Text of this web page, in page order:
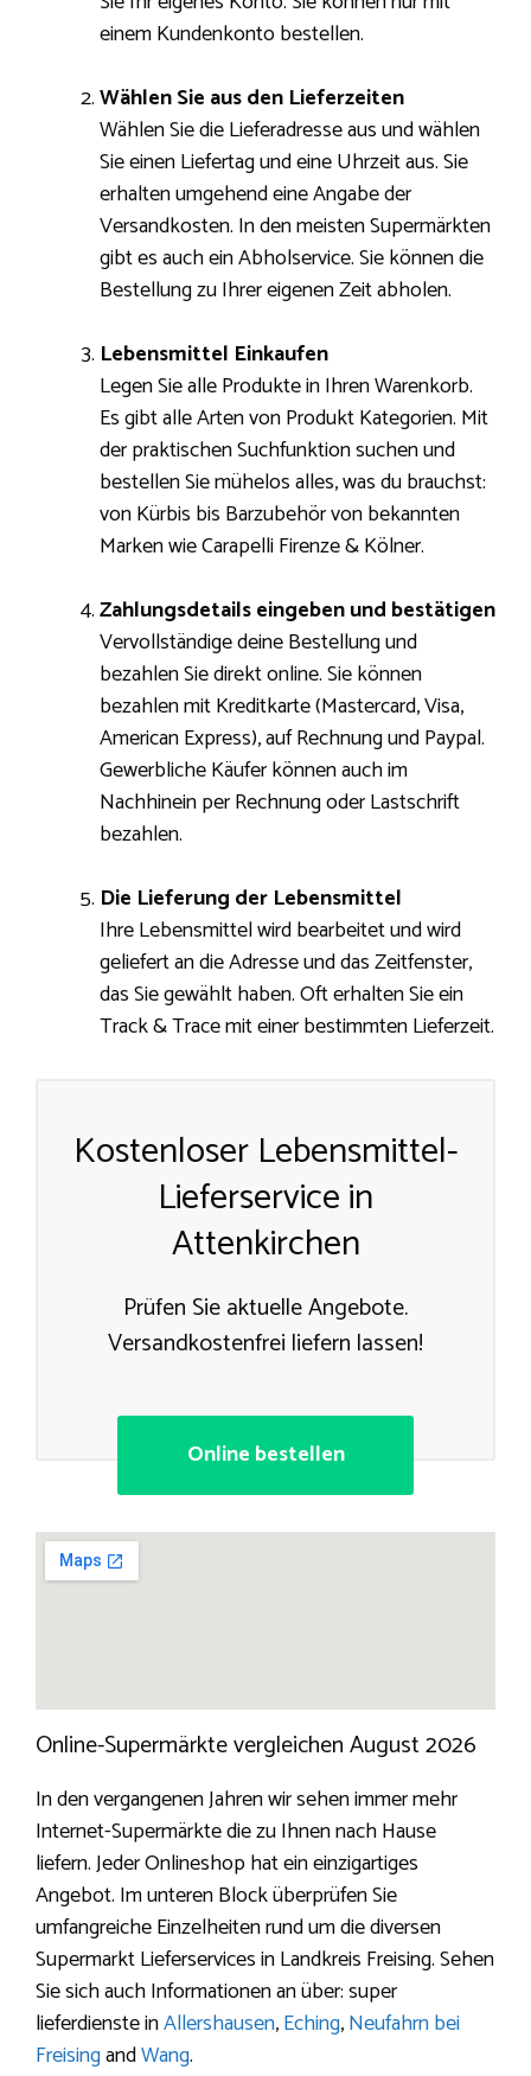
einem Kundenkonto bestellen.
Wählen Sie aus den Lieferzeiten
Wählen Sie die Lieferadresse aus und wählen
Sie einen Liefertag und eine Uhrzeit aus. Sie
erhalten umgehend eine Angabe der
Versandkosten. In den meisten Supermärkten
gibt es auch ein Abholservice. Sie können die
Bestellung zu Ihrer eigenen Zeit abholen.
Lebensmittel Einkaufen
Legen Sie alle Produkte in Ihren Warenkorb.
Es gibt alle Arten von Produkt Kategorien. Mit
der praktischen Suchfunktion suchen und
bestellen Sie mühelos alles, was du brauchst:
von Kürbis bis Barzubehör von bekannten
Marken wie Carapelli Firenze & Kölner.
Zahlungsdetails eingeben und bestätigen
Vervollständige deine Bestellung und
bezahlen Sie direkt online. Sie können
bezahlen mit Kreditkarte (Mastercard, Visa,
American Express), auf Rechnung und Paypal.
Gewerbliche Käufer können auch im
Nachhinein per Rechnung oder Lastschrift
bezahlen.
Die Lieferung der Lebensmittel
Ihre Lebensmittel wird bearbeitet und wird
geliefert an die Adresse und das Zeitfenster,
das Sie gewählt haben. Oft erhalten Sie ein
Track & Trace mit einer bestimmten Lieferzeit.
Kostenloser Lebensmittel-
Lieferservice in
Attenkirchen
Prüfen Sie aktuelle Angebote.
Versandkostenfrei liefern lassen!
Online bestellen
Online-Supermärkte vergleichen August 2026
In den vergangenen Jahren wir sehen immer mehr
Internet-Supermärkte die zu Ihnen nach Hause
liefern. Jeder Onlineshop hat ein einzigartiges
Angebot. Im unteren Block überprüfen Sie
umfangreiche Einzelheiten rund um die diversen
Supermarkt Lieferservices in Landkreis Freising. Sehen
Sie sich auch Informationen an über: super
lieferdienste inAllershausen,Eching,Neufahrn bei
FreisingandWang.